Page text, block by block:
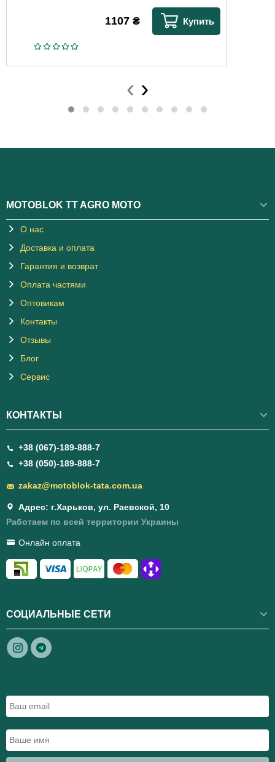
1107 ₴ Купить
‹ ›
MOTOBLOK TT AGRO MOTO
О нас
Доставка и оплата
Гарантия и возврат
Оплата частями
Оптовикам
Контакты
Отзывы
Блог
Сервис
КОНТАКТЫ
+38 (067)-189-888-7
+38 (050)-189-888-7
zakaz@motoblok-tata.com.ua
Адрес: г.Харьков, ул. Раевской, 10
Работаем по всей территории Украины
Онлайн оплата
СОЦИАЛЬНЫЕ СЕТИ